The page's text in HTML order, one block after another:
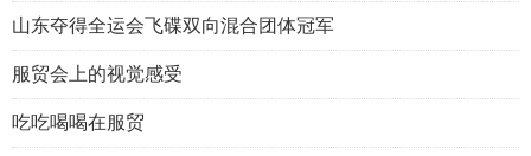
山东夺得全运会飞碟双向混合团体冠军
服贸会上的视觉感受
吃吃喝喝在服贸